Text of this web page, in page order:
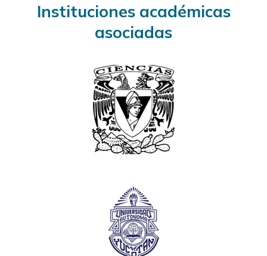
Instituciones académicas
asociadas